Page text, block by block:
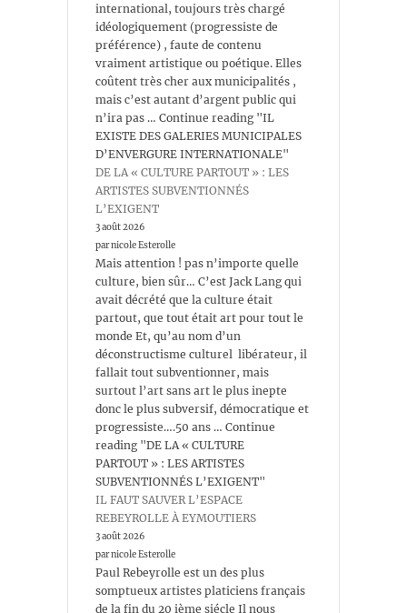
international, toujours très chargé
idéologiquement (progressiste de
préférence) , faute de contenu
vraiment artistique ou poétique. Elles
coûtent très cher aux municipalités ,
mais c’est autant d’argent public qui
n’ira pas … Continue reading "IL
EXISTE DES GALERIES MUNICIPALES
D’ENVERGURE INTERNATIONALE"
DE LA « CULTURE PARTOUT » : LES
ARTISTES SUBVENTIONNÉS
L’EXIGENT
3 août 2026
par nicole Esterolle
Mais attention ! pas n’importe quelle
culture, bien sûr… C’est Jack Lang qui
avait décrété que la culture était
partout, que tout était art pour tout le
monde Et, qu’au nom d’un
déconstructisme culturel libérateur, il
fallait tout subventionner, mais
surtout l’art sans art le plus inepte
donc le plus subversif, démocratique et
progressiste….50 ans … Continue
reading "DE LA « CULTURE
PARTOUT » : LES ARTISTES
SUBVENTIONNÉS L’EXIGENT"
IL FAUT SAUVER L’ESPACE
REBEYROLLE À EYMOUTIERS
3 août 2026
par nicole Esterolle
Paul Rebeyrolle est un des plus
somptueux artistes platiciens français
de la fin du 20 ième siécle Il nous